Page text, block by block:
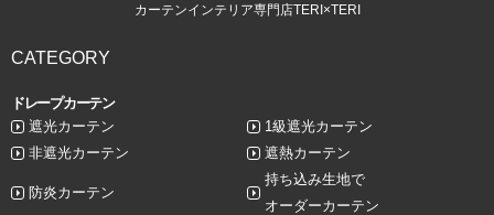
カーテンインテリア専門店TERI×TERI
CATEGORY
ドレープカーテン
遮光カーテン
1級遮光カーテン
非遮光カーテン
遮熱カーテン
防炎カーテン
持ち込み生地で
オーダーカーテン